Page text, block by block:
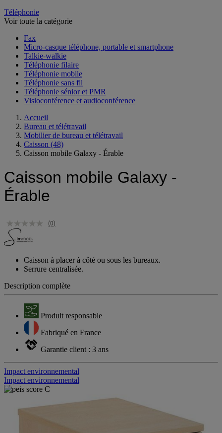
Téléphonie
Voir toute la catégorie
Fax
Micro-casque téléphone, portable et smartphone
Talkie-walkie
Téléphonie filaire
Téléphonie mobile
Téléphonie sans fil
Téléphonie sénior et PMR
Visioconférence et audioconférence
Accueil
Bureau et télétravail
Mobilier de bureau et télétravail
Caisson (48)
Caisson mobile Galaxy - Érable
Caisson mobile Galaxy -
Érable
(0)
Caisson à placer à côté ou sous les bureaux.
Serrure centralisée.
Description complète
Produit responsable
Fabriqué en France
Garantie client : 3 ans
Impact environnemental
Impact environnemental